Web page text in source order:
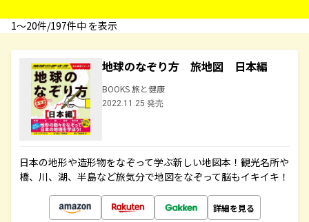
1〜20件/197件中 を表示
地球のなぞり方 旅地図 日本編
BOOKS 旅と健康
2022.11.25 発売
日本の地形や造形物をなぞって学ぶ新しい地図本！観光名所や
橋、川、湖、半島など旅気分で地図をなぞって脳もイキイキ！
詳細を見る